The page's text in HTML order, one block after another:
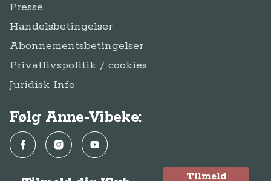
Presse
Handelsbetingelser
Abonnementsbetingelser
Privatlivspolitik / cookies
Juridisk Info
Følg Anne-Vibeke:
FacebookInstagramYouTube
Tilmeld